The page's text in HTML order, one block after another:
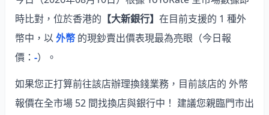
時比對，位於香港的 【大新銀行】 在目前支援的 1 種外
幣中，以外幣 的現鈔賣出價表現最為亮眼 （今日報
價： -）。
如果您正打算前往該店辦理換錢業務，目前該店的 外幣
報價在全市場 52 間找換店與銀行中 ！ 建議您親臨門市出